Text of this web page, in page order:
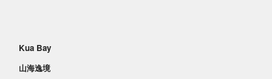
Kua Bay
山海逸境